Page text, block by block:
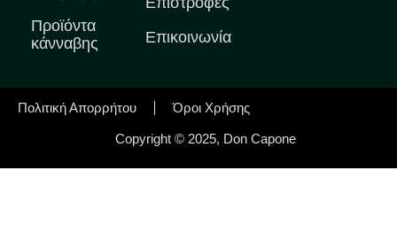
Προϊόντα
κάνναβης
Επικοινωνία
Copyright © 2025, Don Capone
Πολιτική Απορρήτου Όροι Χρήσης